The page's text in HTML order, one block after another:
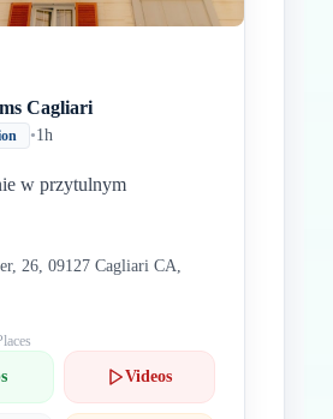
Cagliari
•1h
w przytulnym
26, 09127 Cagliari CA,
Videos